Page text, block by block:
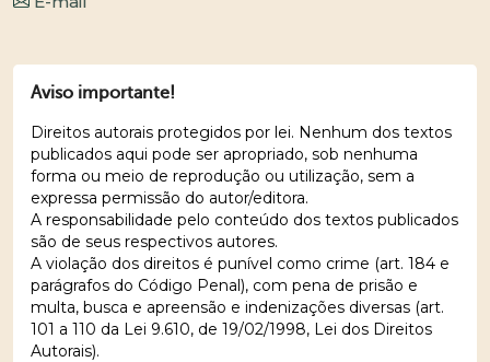
Aviso importante!
Direitos autorais protegidos por lei. Nenhum dos textos
publicados aqui pode ser apropriado, sob nenhuma
forma ou meio de reprodução ou utilização, sem a
expressa permissão do autor/editora.
A responsabilidade pelo conteúdo dos textos publicados
são de seus respectivos autores.
A violação dos direitos é punível como crime (art. 184 e
parágrafos do Código Penal), com pena de prisão e
multa, busca e apreensão e indenizações diversas (art.
101 a 110 da Lei 9.610, de 19/02/1998, Lei dos Direitos
Autorais).